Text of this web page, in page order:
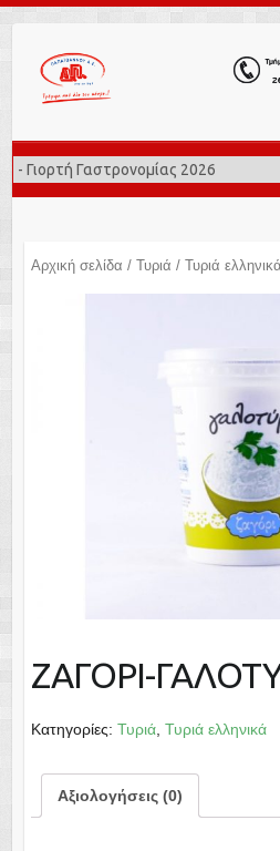
Αρχική σελίδα / Τυριά / Τυριά ελληνικά
ΖΑΓΟΡΙ-
Κατηγορίες: Τυριά, Τυριά ελληνικά
Αξιολογήσεις (0)